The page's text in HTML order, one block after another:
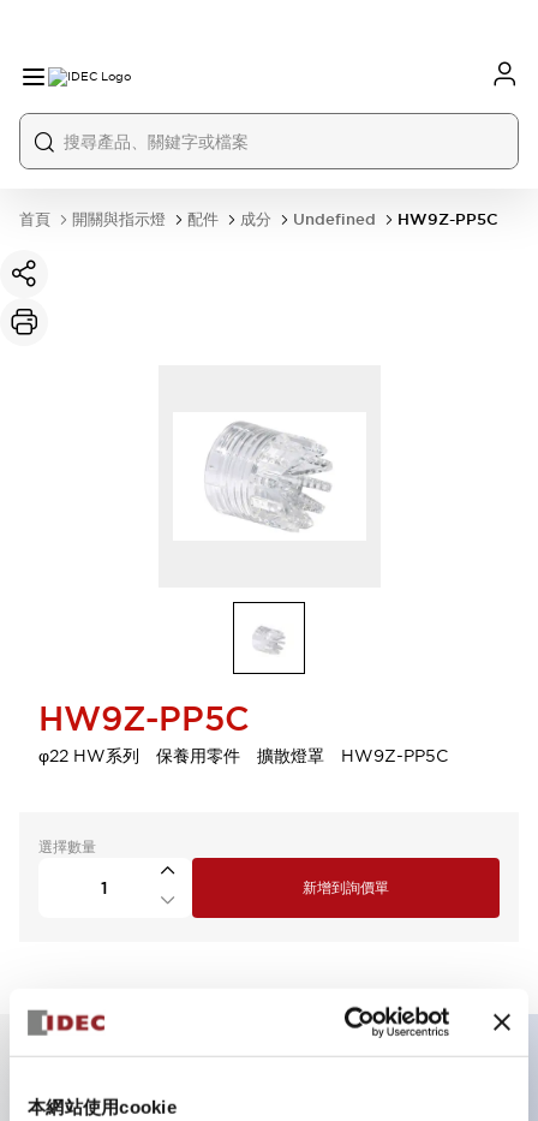
本網站使用cookie
首頁 開關與指示燈 配件 成分 Undefined HW9Z-PP5C
HW9Z-PP5C
φ22 HW系列 保養用零件 擴散燈罩 HW9Z-PP5C
選擇數量
新增到詢價單
主要特點